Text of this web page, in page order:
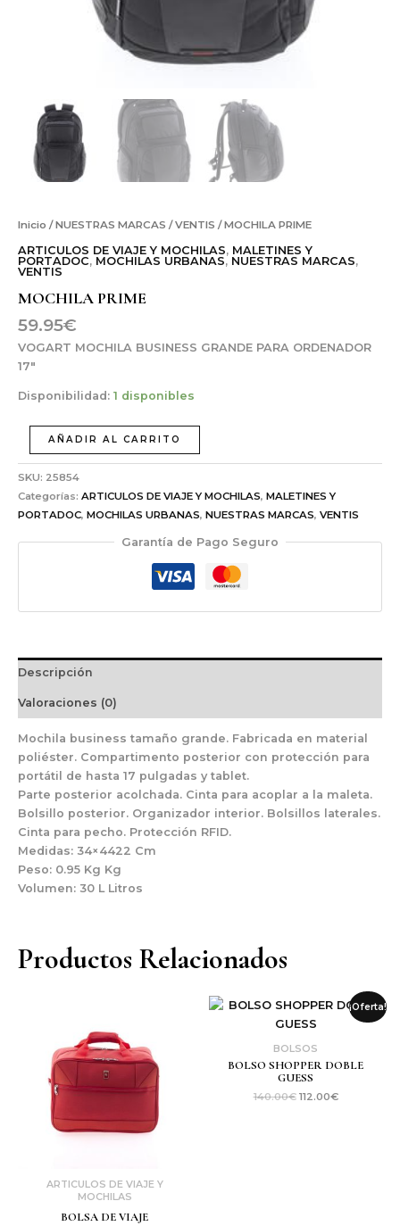
Inicio /NUESTRAS MARCAS /VENTIS / MOCHILA PRIME
ARTICULOS DE VIAJE Y MOCHILAS, MALETINES Y
PORTADOC, MOCHILAS URBANAS, NUESTRAS MARCAS,
VENTIS
MOCHILA PRIME
59.95€
VOGART MOCHILA BUSINESS GRANDE PARA ORDENADOR
17″
Disponibilidad: 1 disponibles
AÑADIR AL CARRITO
SKU: 25854
Categorías: ARTICULOS DE VIAJE Y MOCHILAS, MALETINES Y
PORTADOC, MOCHILAS URBANAS, NUESTRAS MARCAS, VENTIS
Garantía de Pago Seguro
Descripción
Valoraciones (0)
Mochila business tamaño grande. Fabricada en material
poliéster. Compartimento posterior con protección para
portátil de hasta 17 pulgadas y tablet.
Parte posterior acolchada. Cinta para acoplar a la maleta.
Bolsillo posterior. Organizador interior. Bolsillos laterales.
Cinta para pecho. Protección RFID.
Medidas: 34×4422 Cm
Peso: 0.95 Kg Kg
Volumen: 30 L Litros
Productos Relacionados
ARTICULOS DE VIAJE Y
MOCHILAS
BOLSA DE VIAJE
¡Oferta!
BOLSOS
BOLSO SHOPPER DOBLE
GUESS
140.00€
El
precio
original
140.00€.
112.00€
El
precio
actual